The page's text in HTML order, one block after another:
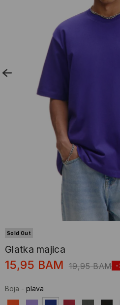
Sold Out
Glatka majica
15,95 BAM 19,95 BAM -
Boja - plava